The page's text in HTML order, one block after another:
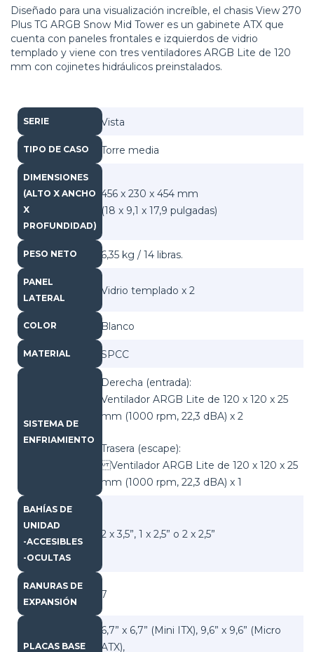
Diseñado para una visualización increíble, el chasis View 270
Plus TG ARGB Snow Mid Tower es un gabinete ATX que
cuenta con paneles frontales e izquierdos de vidrio
templado y viene con tres ventiladores ARGB Lite de 120
mm con cojinetes hidráulicos preinstalados.
SERIE Vista
TIPO DE CASO Torre media
DIMENSIONES
(ALTO X ANCHO
X
PROFUNDIDAD)
456 x 230 x 454 mm
(18 x 9,1 x 17,9 pulgadas)
PESO NETO 6,35 kg / 14 libras.
PANEL
LATERAL
Vidrio templado x 2
COLOR Blanco
MATERIAL SPCC
SISTEMA DE
ENFRIAMIENTO
Derecha (entrada):
Ventilador ARGB Lite de 120 x 120 x 25
mm (1000 rpm, 22,3 dBA) x 2
Trasera (escape):
Ventilador ARGB Lite de 120 x 120 x 25
mm (1000 rpm, 22,3 dBA) x 1
BAHÍAS DE
UNIDAD
-ACCESIBLES
-OCULTAS
2 x 3,5”, 1 x 2,5” o 2 x 2,5”
RANURAS DE
EXPANSIÓN
7
PLACAS BASE
6,7” x 6,7” (Mini ITX), 9,6” x 9,6” (Micro
ATX),